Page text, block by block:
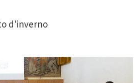
d'inverno